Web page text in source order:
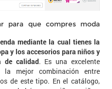
para que compres moda
mediante la cual tienes la
y los accesorios para niños y
de calidad. Es una excelente
la mejor combinación entre
de este tipo. En el catálogo,